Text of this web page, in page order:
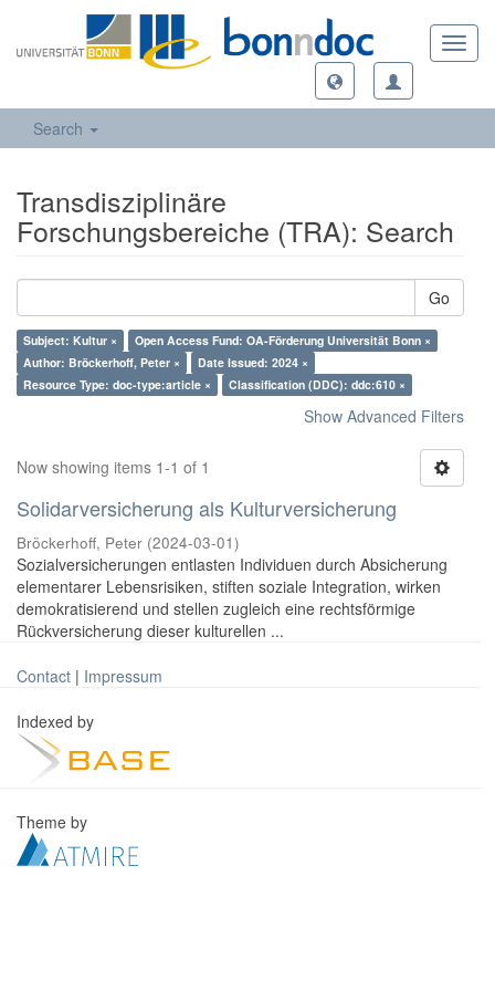
Search
Transdisziplinäre
Forschungsbereiche (TRA): Search
Go
Subject: Kultur ×
Open Access Fund: OA-Förderung Universität Bonn ×
Author: Bröckerhoff, Peter ×
Date Issued: 2024 ×
Resource Type: doc-type:article ×
Classification (DDC): ddc:610 ×
Show Advanced Filters
Now showing items 1-1 of 1
Solidarversicherung als Kulturversicherung
Bröckerhoff, Peter (2024-03-01)
Sozialversicherungen entlasten Individuen durch Absicherung
elementarer Lebensrisiken, stiften soziale Integration, wirken
demokratisierend und stellen zugleich eine rechtsförmige
Rückversicherung dieser kulturellen ...
Contact | Impressum
Indexed by
Theme by